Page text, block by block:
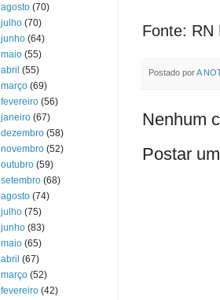
Fonte: RN
Postado porA
Nenhum
Postar
agosto (70)
julho (70)
junho (64)
maio (55)
abril (55)
março (69)
fevereiro (56)
janeiro (67)
dezembro (58)
novembro (52)
outubro (59)
setembro (68)
agosto (74)
julho (75)
junho (83)
maio (65)
abril (67)
março (52)
fevereiro (42)